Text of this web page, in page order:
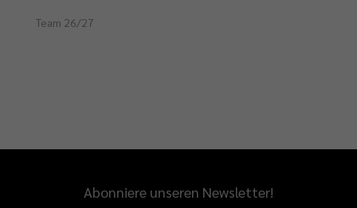
Team 26/27
Abonniere unseren Newsletter!